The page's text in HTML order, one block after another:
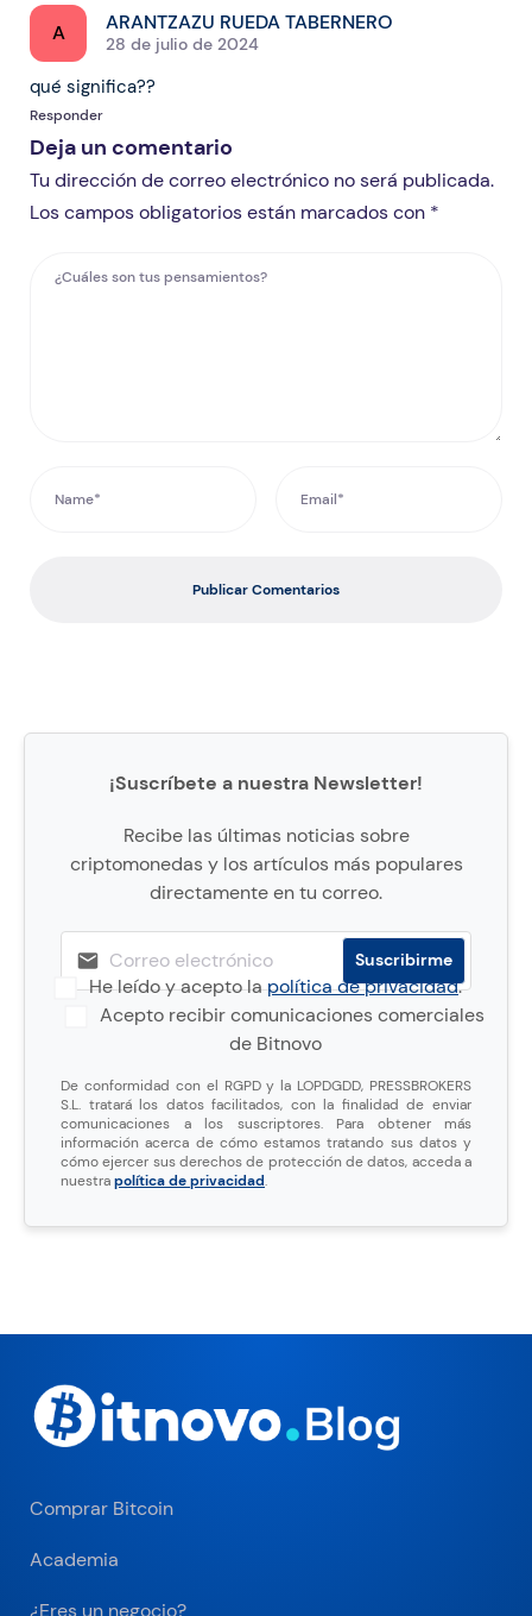
A ARANTZAZU RUEDA TABERNERO
28 de julio de 2024
qué significa??
Responder
Deja un comentario
Tu dirección de correo electrónico no será publicada.
Los campos obligatorios están marcados con *
Publicar Comentarios
¡Suscríbete a nuestra Newsletter!
Recibe las últimas noticias sobre
criptomonedas y los artículos más populares
directamente en tu correo.
He leído y acepto lapolítica de privacidad.
Acepto recibir comunicaciones comerciales
de Bitnovo
De conformidad con el RGPD y la LOPDGDD, PRESSBROKERS
S.L. tratará los datos facilitados, con la finalidad de enviar
comunicaciones a los suscriptores. Para obtener más
información acerca de cómo estamos tratando sus datos y
cómo ejercer sus derechos de protección de datos, acceda a
nuestrapolítica de privacidad.
Comprar Bitcoin
Academia
¿Eres un negocio?